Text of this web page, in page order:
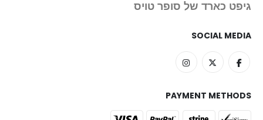
גיפט כארד של סופר טויס
SOCIAL MEDIA
PAYMENT METHODS